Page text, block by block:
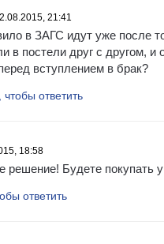
21:41
в ЗАГС идут уже после
в постели друг с другом,
вступлением в брак?
чтобы ответить
18:58
решение! Будете покупать
ответить